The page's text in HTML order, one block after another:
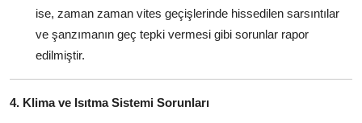
ise, zaman zaman vites geçişlerinde hissedilen sarsıntılar
ve şanzımanın geç tepki vermesi gibi sorunlar rapor
edilmiştir.
4. Klima ve Isıtma Sistemi Sorunları